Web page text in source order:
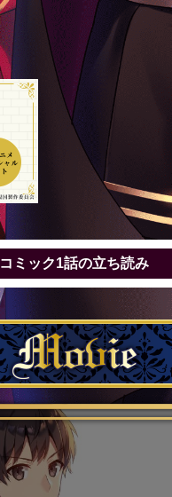
コミック1話の立ち読み